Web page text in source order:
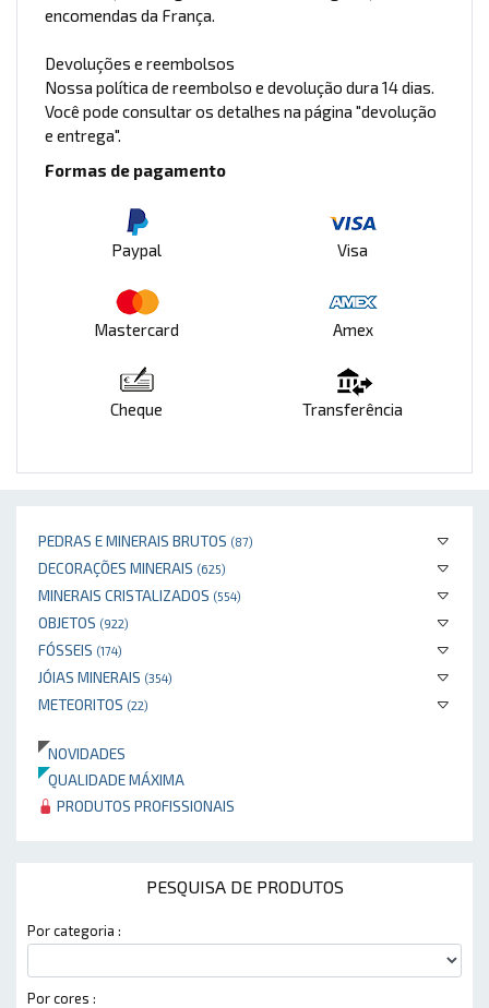
PEDRAS E MINERAIS BRUTOS (87)
DECORAÇÕES MINERAIS (625)
MINERAIS CRISTALIZADOS (554)
OBJETOS (922)
FÓSSEIS (174)
JÓIAS MINERAIS (354)
METEORITOS (22)
NOVIDADES
QUALIDADE MÁXIMA
PRODUTOS PROFISSIONAIS
PESQUISA DE PRODUTOS
Por categoria :
Por cores :
encomendas da França.
Devoluções e reembolsos
Nossa política de reembolso e devolução dura 14 dias.
Você pode consultar os detalhes na página "devolução
e entrega".
Formas de pagamento
Paypal Visa
Mastercard Amex
Cheque Transferência